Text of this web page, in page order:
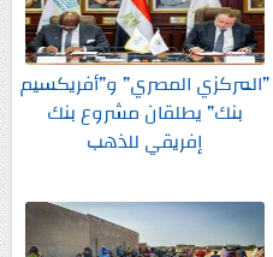
”المركزي المصري” و”أفريكسيم
بنك” يطلقان مشروع بنك
إفريقي للذهب